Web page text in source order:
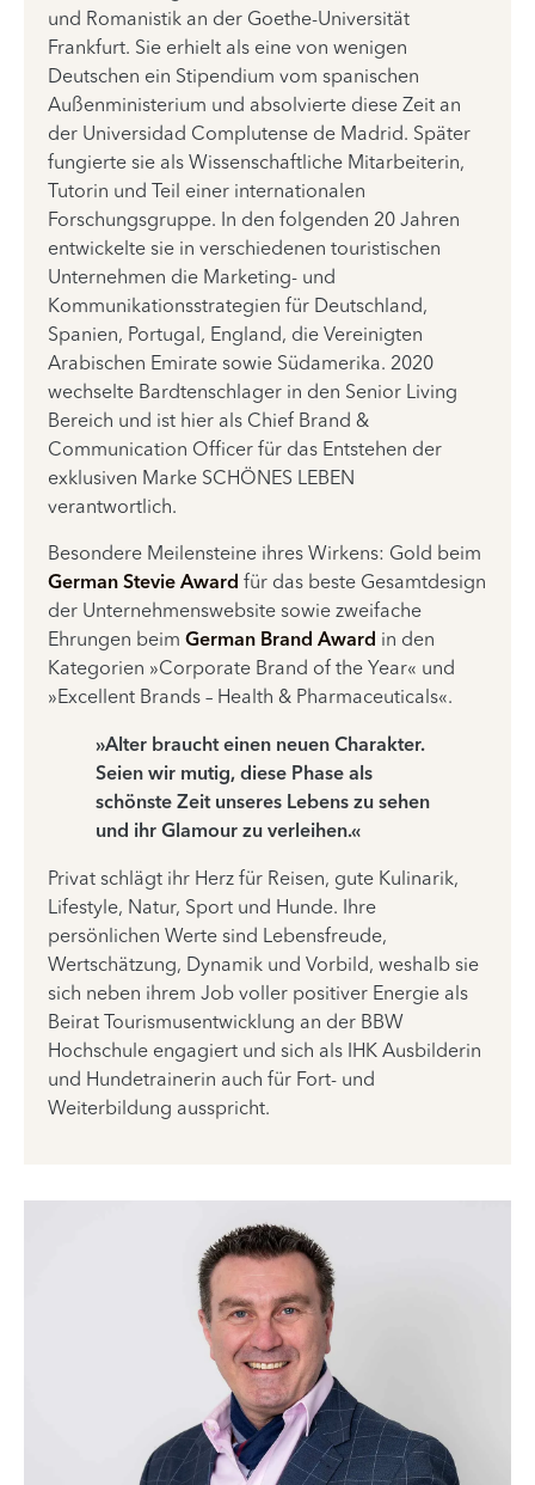
und Romanistik an der Goethe-Universität
Frankfurt. Sie erhielt als eine von wenigen
Deutschen ein Stipendium vom spanischen
Außenministerium und absolvierte diese Zeit an
der Universidad Complutense de Madrid. Später
fungierte sie als Wissenschaftliche Mitarbeiterin,
Tutorin und Teil einer internationalen
Forschungsgruppe. In den folgenden 20 Jahren
entwickelte sie in verschiedenen touristischen
Unternehmen die Marketing- und
Kommunikationsstrategien für Deutschland,
Spanien, Portugal, England, die Vereinigten
Arabischen Emirate sowie Südamerika. 2020
wechselte Bardtenschlager in den Senior Living
Bereich und ist hier als Chief Brand &
Communication Officer für das Entstehen der
exklusiven Marke SCHÖNES LEBEN
verantwortlich.
Besondere Meilensteine ihres Wirkens: Gold beim
German Stevie Award für das beste Gesamtdesign
der Unternehmenswebsite sowie zweifache
Ehrungen beim German Brand Award in den
Kategorien »Corporate Brand of the Year« und
»Excellent Brands – Health & Pharmaceuticals«.
»Alter braucht einen neuen Charakter.
Seien wir mutig, diese Phase als
schönste Zeit unseres Lebens zu sehen
und ihr Glamour zu verleihen.«
Privat schlägt ihr Herz für Reisen, gute Kulinarik,
Lifestyle, Natur, Sport und Hunde. Ihre
persönlichen Werte sind Lebensfreude,
Wertschätzung, Dynamik und Vorbild, weshalb sie
sich neben ihrem Job voller positiver Energie als
Beirat Tourismusentwicklung an der BBW
Hochschule engagiert und sich als IHK Ausbilderin
und Hundetrainerin auch für Fort- und
Weiterbildung ausspricht.